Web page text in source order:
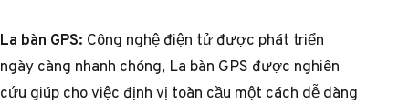
La bàn GPS: Công nghệ điện tử được phát triển
ngày càng nhanh chóng, La bàn GPS được nghiên
cứu giúp cho việc định vị toàn cầu một cách dễ dàng